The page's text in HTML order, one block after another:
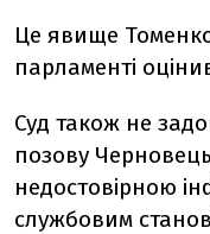
Це явище
парламенті
Суд також не
позову
недостовірною
службовим